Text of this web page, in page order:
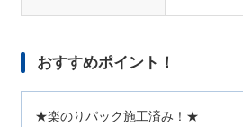
おすすめポイント！
★楽のりパック施工済み！★